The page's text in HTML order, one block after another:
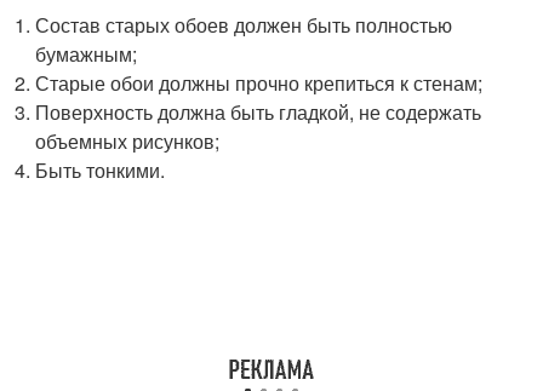
Состав старых обоев должен быть полностью
бумажным;
Старые обои должны прочно крепиться к стенам;
Поверхность должна быть гладкой, не содержать
объемных рисунков;
Быть тонкими.